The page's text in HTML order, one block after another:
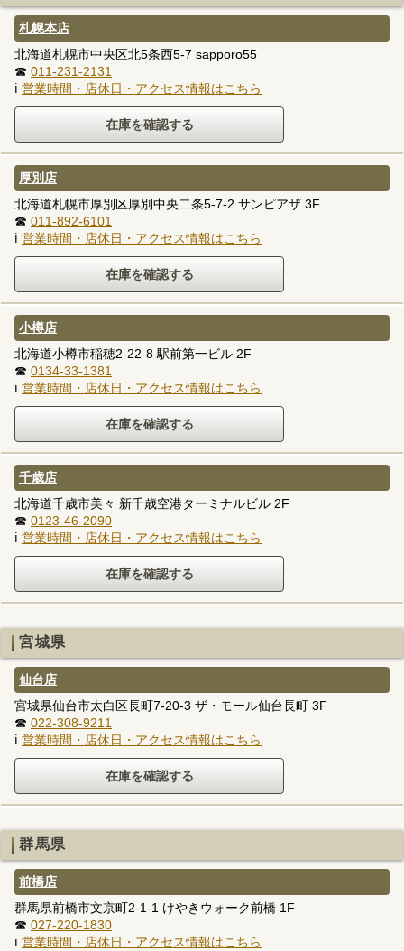
札幌本店
北海道札幌市中央区北5条西5-7 sapporo55
☎ 011-231-2131
ℹ 営業時間・店休日・アクセス情報はこちら
厚別店
北海道札幌市厚別区厚別中央二条5-7-2 サンピアザ 3F
☎ 011-892-6101
ℹ 営業時間・店休日・アクセス情報はこちら
小樽店
北海道小樽市稲穂2-22-8 駅前第一ビル 2F
☎ 0134-33-1381
ℹ 営業時間・店休日・アクセス情報はこちら
千歳店
北海道千歳市美々 新千歳空港ターミナルビル 2F
☎ 0123-46-2090
ℹ 営業時間・店休日・アクセス情報はこちら
宮城県
仙台店
宮城県仙台市太白区長町7-20-3 ザ・モール仙台長町 3F
☎ 022-308-9211
ℹ 営業時間・店休日・アクセス情報はこちら
群馬県
前橋店
群馬県前橋市文京町2-1-1 けやきウォーク前橋 1F
☎ 027-220-1830
ℹ 営業時間・店休日・アクセス情報はこちら